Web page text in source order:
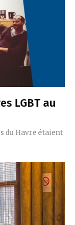
LGBT au
du Havre étaient